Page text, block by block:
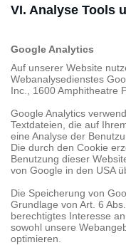
VI. Analyse Tools
Google Analytics
Auf unserer Website
Webanalysedienstes
Inc., 1600 Amphitheatre
Google Analytics
Textdateien, die auf
eine Analyse der
Die durch den Cookie
Benutzung dieser
von Google in den USA
Die Speicherung von
Grundlage von Art. 6
berechtigtes Interesse
sowohl unsere
optimieren.